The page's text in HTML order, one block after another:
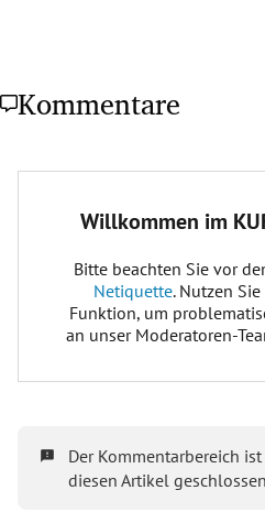
Kommentare